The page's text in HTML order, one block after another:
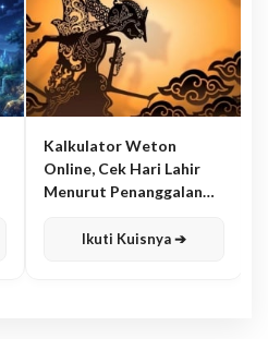
Kalkulator Weton
Online, Cek Hari Lahir
Menurut Penanggalan
Ikuti Kuisnya ➔